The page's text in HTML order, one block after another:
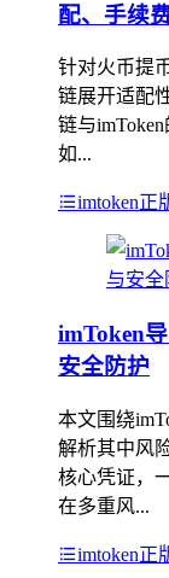
配、手续
针对火币提
链展开适配
链与
如...
imtoken正
imToken
安全防护
本文围绕
解析其中风
核心凭证，
在多重风...
imtoken正